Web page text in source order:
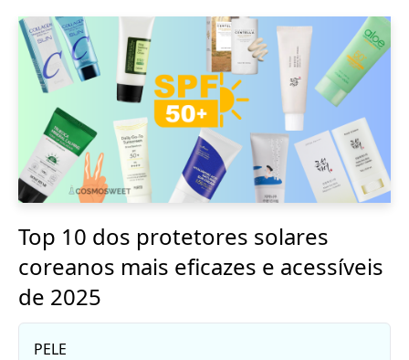
Top 10 dos protetores solares
coreanos mais eficazes e acessíveis
de 2025
PELE